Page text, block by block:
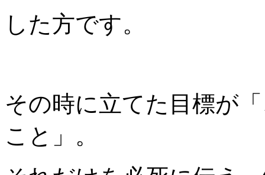
した方です。
その時に立てた目標が
こと」。